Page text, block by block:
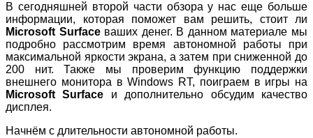
В сегодняшней второй части обзора у нас еще больше
информации, которая поможет вам решить, стоит ли
Microsoft Surfaceваших денег. В данном материале мы
подробно рассмотрим время автономной работы при
максимальной яркости экрана, а затем при сниженной до
200 нит. Также мы проверим функцию поддержки
внешнего монитора в Windows RT, поиграем в игры на
Microsoft Surface и дополнительно обсудим качество
дисплея.
Начнём с длительности автономной работы.